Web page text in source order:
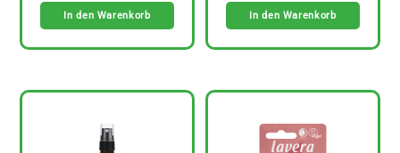
In den Warenkorb In den Warenkorb